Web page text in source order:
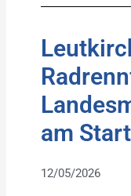
am
12/05/2026